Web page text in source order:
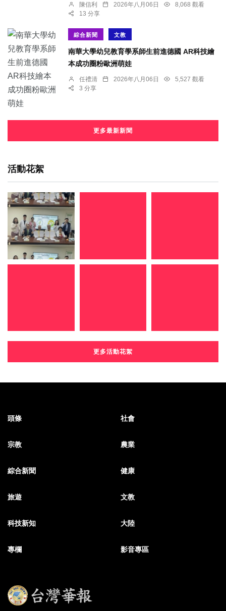
陳信利 2026年八月06日
8,068 觀看
13 分享
綜合新聞 文教
南華大學幼兒教育學系師生前進德國 AR科技繪
本成功圈粉歐洲萌娃
任禮清 2026年八月06日
5,527 觀看
3 分享
更多最新新聞
活動花絮
更多活動花絮
頭條 社會
宗教 農業
綜合新聞 健康
旅遊 文教
科技新知 大陸
專欄 影音專區